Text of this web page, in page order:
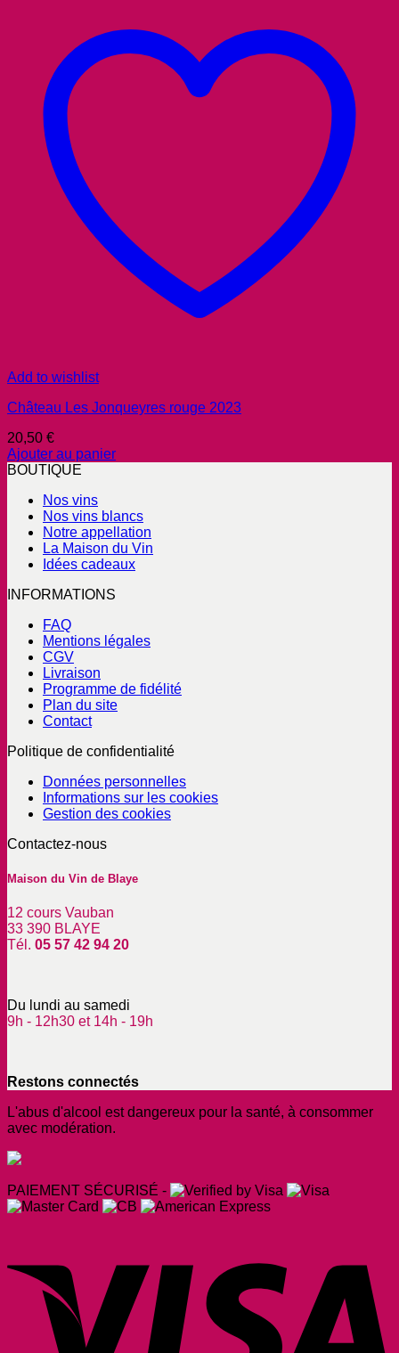
Add to wishlist
Château Les Jonqueyres rouge 2023
20,50 €
Ajouter au panier
BOUTIQUE
Nos vins
Nos vins blancs
Notre appellation
La Maison du Vin
Idées cadeaux
INFORMATIONS
FAQ
Mentions légales
CGV
Livraison
Programme de fidélité
Plan du site
Contact
Politique de confidentialité
Données personnelles
Informations sur les cookies
Gestion des cookies
Contactez-nous
Maison du Vin de Blaye
12 cours Vauban
33 390 BLAYE
Tél. 05 57 42 94 20
Du lundi au samedi
9h - 12h30 et 14h - 19h
Restons connectés
L'abus d'alcool est dangereux pour la santé, à consommer
avec modération.
PAIEMENT SÉCURISÉ -